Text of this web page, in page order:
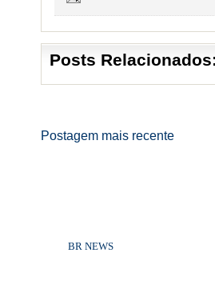
Posts
Postagem mais recente
BR NEWS